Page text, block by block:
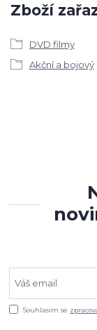
Zboží
DVD filmy
Akční a bojový
Souhlasím se